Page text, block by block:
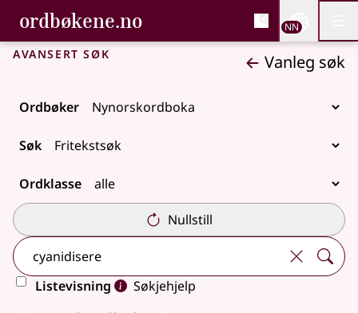
Gå til hovudinnhald
Tilgjenge
ordbøkene.no, Bokmålsordboka og
Bokmålsordboka og Nynorskordboka
NN
Avansert søk Vanleg søk
Ordbøker
Søk
Ordklasse
Nullstill
Listevisning
Søkjehjelp